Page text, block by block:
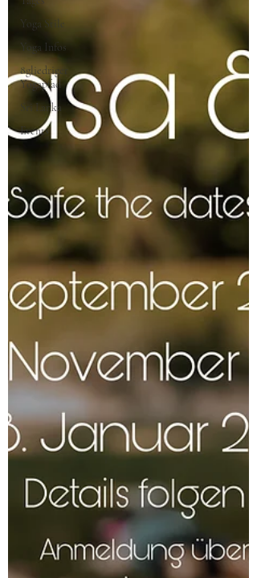
Yoga Stile
Yoga Infos
8gliedriger
Yogapfad
Sri Lanka
Events